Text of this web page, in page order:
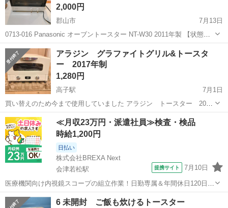
2,000円
郡山市
7月13日
0713-016 Panasonic オーブントースター NT-W30 2011年製 【状態】
・使用に伴う多少のスレ、キズ、落としきれない汚れなどございます
・詳細は現地でご確認ください ・お値引きは出来か...
福島 郡山市 キッチン家電
アラジン グラファイトグリル&トースタ
ー 2017年制
1,280円
高子駅
7月1日
買い替えのため今まで使用していました アラジン トースター 2017
年制 画像本体のみ、取説、皿なし。 軽く掃除しましたが、汚れ、錆、
黒ずみあり 画像、状態などで理解した引き取りに来られる方 で週末引
き取りでお願いいたし...
福島 伊達市 高子駅 キッチン家電
≪月収23万円・派遣社員≫検査・検品
時給1,200円
日払い
株式会社BREXA Next
会津若松駅
提携サイト 7月10日
医療機関向け内視鏡スコープの組立作業！日勤専属＆年間休日120日
★◎20代～40代の男女活躍中！送迎あり！マイカー通勤OK◎無料駐車
場あり★日払いあり◎空調完備で快適作業！《福島県会津若松市》 人
福島 会津若松市 会津若松駅
6 未開封 ご飯も炊けるトースター